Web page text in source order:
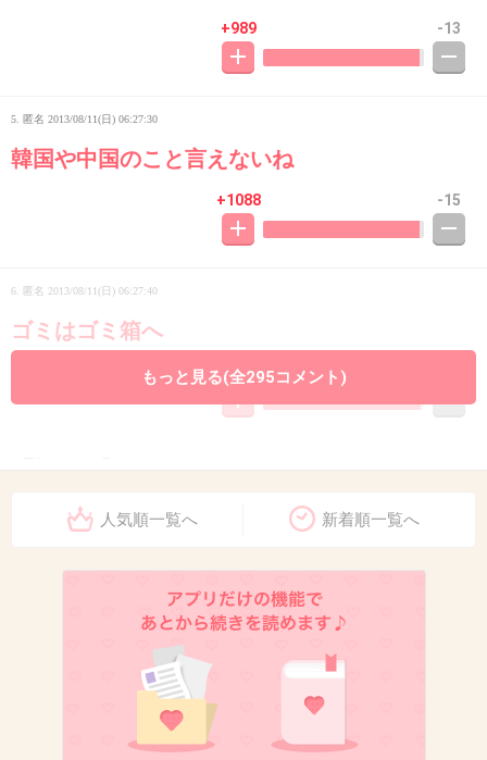
+989 -13
5. 匿名 2013/08/11(日) 06:27:30
韓国や中国のこと言えないね
+1088 -15
6. 匿名 2013/08/11(日) 06:27:40
ゴミはゴミ箱へ
+804
汚なっ！
ちゃんとゴミ箱に捨てろよ。
+673
2013/08/11(日) 06:27:45
画像だけみると隣の国かと思うくらい。
もっと見る(全295コメント)
人気順一覧へ 新着順一覧へ